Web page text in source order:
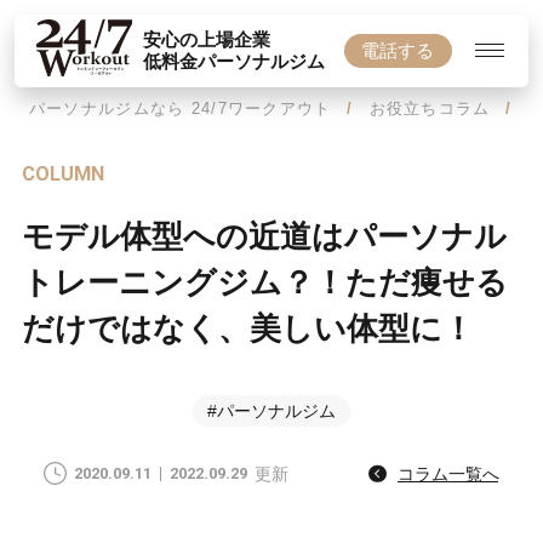
安心の上場企業
低料金パーソナルジム
電話する
パーソナルジムなら 24/7ワークアウト お役立ちコラム
COLUMN
モデル体型への近道はパーソナル
トレーニングジム？！ただ痩せる
だけではなく、美しい体型に！
#パーソナルジム
2020.09.11 2022.09.29 更新 コラム一覧へ